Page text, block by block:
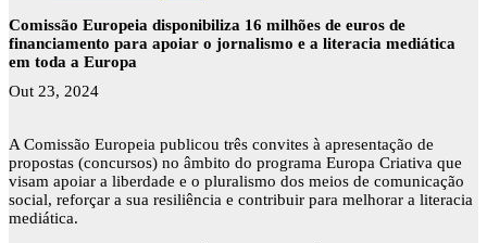
Comissão Europeia disponibiliza 16 milhões de euros de
financiamento para apoiar o jornalismo e a literacia mediática
em toda a Europa
Out 23, 2024
A Comissão Europeia publicou três convites à apresentação de
propostas (concursos) no âmbito do programa Europa Criativa que
visam apoiar a liberdade e o pluralismo dos meios de comunicação
social, reforçar a sua resiliência e contribuir para melhorar a literacia
mediática.